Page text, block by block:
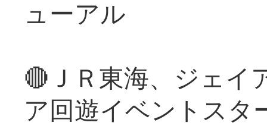
ューアル
🔴ＪＲ東海、ジェイ
ア回遊イベントスタ